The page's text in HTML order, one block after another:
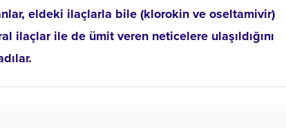
eldeki ilaçlarla bile (klorokin ve oseltamivir)
ilaçlar ile de ümit veren neticelere ulaşıldığını